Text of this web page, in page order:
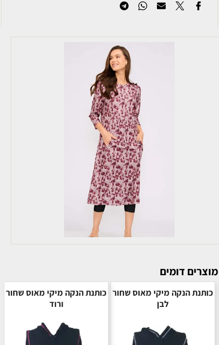
מוצרים דומים
כותנת הנקה מיקי מאוס שחור
לבן
כותנת הנקה מיקי מאוס שחור
ורוד